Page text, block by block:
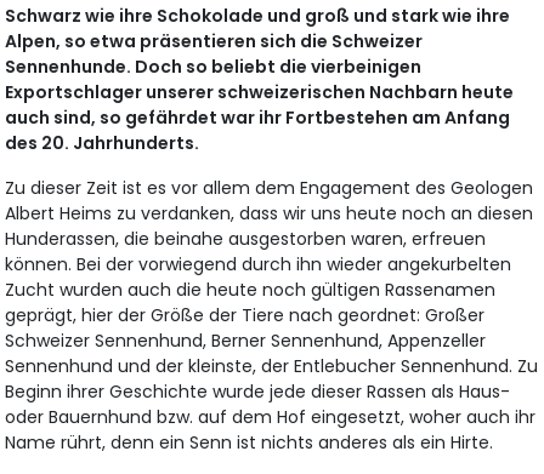
Schwarz wie ihre Schokolade und groß und stark wie ihre
Alpen, so etwa präsentieren sich die Schweizer
Sennenhunde. Doch so beliebt die vierbeinigen
Exportschlager unserer schweizerischen Nachbarn heute
auch sind, so gefährdet war ihr Fortbestehen am Anfang
des 20. Jahrhunderts.
Zu dieser Zeit ist es vor allem dem Engagement des Geologen
Albert Heims zu verdanken, dass wir uns heute noch an diesen
Hunderassen, die beinahe ausgestorben waren, erfreuen
können. Bei der vorwiegend durch ihn wieder angekurbelten
Zucht wurden auch die heute noch gültigen Rassenamen
geprägt, hier der Größe der Tiere nach geordnet: Großer
Schweizer Sennenhund, Berner Sennenhund, Appenzeller
Sennenhund und der kleinste, der Entlebucher Sennenhund. Zu
Beginn ihrer Geschichte wurde jede dieser Rassen als Haus-
oder Bauernhund bzw. auf dem Hof eingesetzt, woher auch ihr
Name rührt, denn ein Senn ist nichts anderes als ein Hirte.